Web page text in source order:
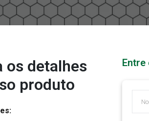
os detalhes
produto
Entre